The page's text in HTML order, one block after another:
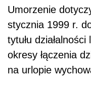
Umorzenie
stycznia 1999 r.
tytułu
okresy łączenia
na urlopie